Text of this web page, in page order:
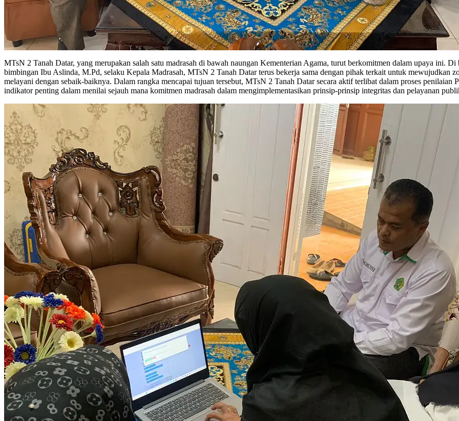
MTsN 2 Tanah Datar, yang merupakan salah satu madrasah di bawah naungan Kementerian Agama, turut berkomitmen dalam upaya ini.
bimbingan Ibu Aslinda, M.Pd, selaku Kepala Madrasah, MTsN 2 Tanah Datar terus bekerja sama dengan pihak terkait untuk mewujudkan
melayani dengan sebaik-baiknya. Dalam rangka mencapai tujuan tersebut, MTsN 2 Tanah Datar secara aktif terlibat dalam proses penilaian
indikator penting dalam menilai sejauh mana komitmen madrasah dalam mengimplementasikan prinsip-prinsip integritas dan pelayanan